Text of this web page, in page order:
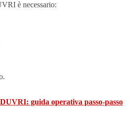
è necessario:
guida operativa passo-passo